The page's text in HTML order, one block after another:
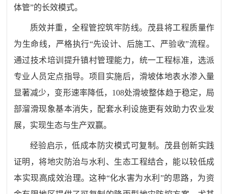
体管”的长效模式。
质效并重 ，全程管控筑牢防线。 茂县将工程质量作
为生命线，严格执行“先设计、后施工、严验收”流程。
通过技术培训提升镇村管理能力，统一工程标准，选派
专业人员定点指导。项目实施后，滑坡体地表水渗入量
显著减少，变形速率降低， 108处滑坡整体趋于稳定，局
部溜滑现象基本消失，配套水利设施更有效助力农业发
展，实现生态与生产双赢。
经验启示 ，低成本防灾模式可复制。 茂县创新实践
证明，将地灾防治与水利、生态工程结合，能以较低成
本实现高成效治理。这种“化水害为水利 ”的思路，为资